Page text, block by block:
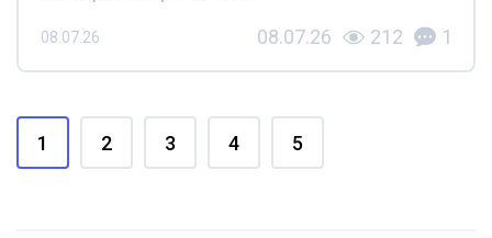
08.07.26 08.07.26 212 1
1 2 3 4 5